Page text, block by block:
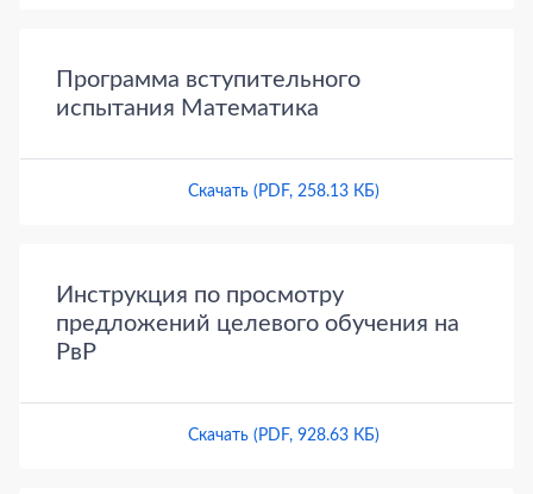
Программа вступительного
испытания Математика
Скачать (PDF, 258.13 КБ)
Инструкция по просмотру
предложений целевого обучения на
РвР
Скачать (PDF, 928.63 КБ)